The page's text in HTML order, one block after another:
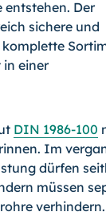
entstehen. Der
sichere und
in einer
DIN 1986-100
Im
dürfen
müssen
verhindern.